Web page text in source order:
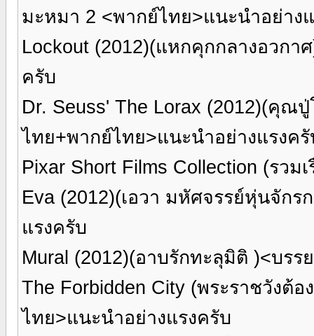
มะหมา 2 <พากย์ไทย>แนะนำอย่าง
Lockout (2012)(แหกคุกกลางอวกา
ครับ
Dr. Seuss' The Lorax (2012)(คุณ
ไทย+พากย์ไทย>แนะนำอย่างแรงค
Pixar Short Films Collection (รว
Eva (2012)(เอวา มหัศจรรย์หุ่นจัก
แรงครับ
Mural (2012)(อาบรักทะลุมิติ )<บรร
The Forbidden City (พระราชวังต้
ไทย>แนะนำอย่างแรงครับ